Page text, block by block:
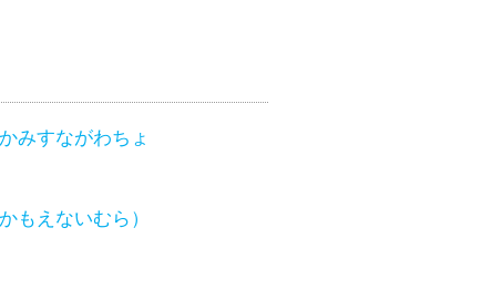
みすながわちょ
もえないむら）